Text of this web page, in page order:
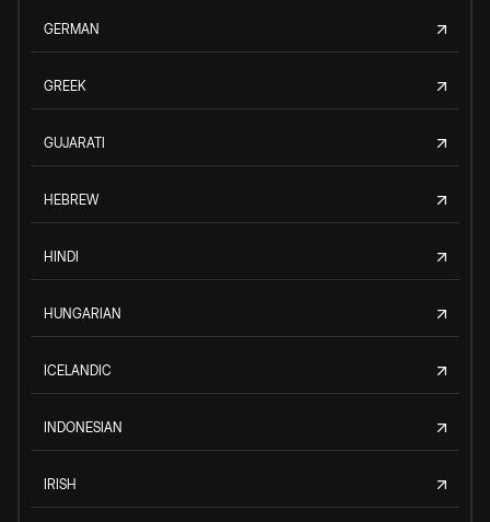
GERMAN
GREEK
GUJARATI
HEBREW
HINDI
HUNGARIAN
ICELANDIC
INDONESIAN
IRISH